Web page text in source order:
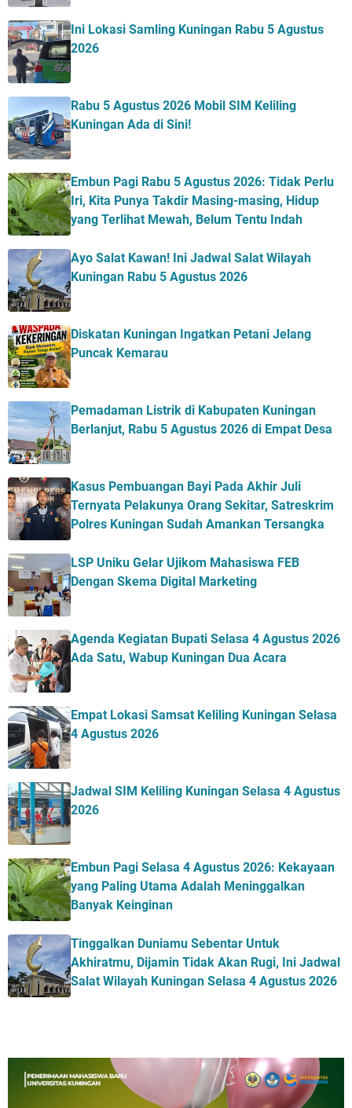
Ini Lokasi Samling Kuningan Rabu 5 Agustus
2026
Rabu 5 Agustus 2026 Mobil SIM Keliling
Kuningan Ada di Sini!
Embun Pagi Rabu 5 Agustus 2026: Tidak Perlu
Iri, Kita Punya Takdir Masing-masing, Hidup
yang Terlihat Mewah, Belum Tentu Indah
Ayo Salat Kawan! Ini Jadwal Salat Wilayah
Kuningan Rabu 5 Agustus 2026
Diskatan Kuningan Ingatkan Petani Jelang
Puncak Kemarau
Pemadaman Listrik di Kabupaten Kuningan
Berlanjut, Rabu 5 Agustus 2026 di Empat Desa
Kasus Pembuangan Bayi Pada Akhir Juli
Ternyata Pelakunya Orang Sekitar, Satreskrim
Polres Kuningan Sudah Amankan Tersangka
LSP Uniku Gelar Ujikom Mahasiswa FEB
Dengan Skema Digital Marketing
Agenda Kegiatan Bupati Selasa 4 Agustus 2026
Ada Satu, Wabup Kuningan Dua Acara
Empat Lokasi Samsat Keliling Kuningan Selasa
4 Agustus 2026
Jadwal SIM Keliling Kuningan Selasa 4 Agustus
2026
Embun Pagi Selasa 4 Agustus 2026: Kekayaan
yang Paling Utama Adalah Meninggalkan
Banyak Keinginan
Tinggalkan Duniamu Sebentar Untuk
Akhiratmu, Dijamin Tidak Akan Rugi, Ini Jadwal
Salat Wilayah Kuningan Selasa 4 Agustus 2026